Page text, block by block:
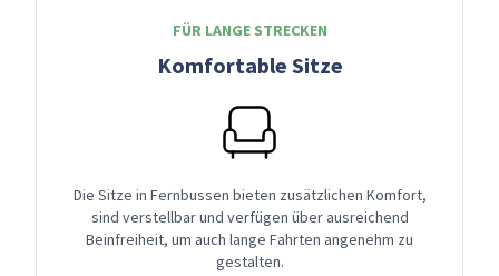
FÜR LANGE STRECKEN
Komfortable Sitze
Die Sitze in Fernbussen bieten zusätzlichen Komfort,
sind verstellbar und verfügen über ausreichend
Beinfreiheit, um auch lange Fahrten angenehm zu
gestalten.